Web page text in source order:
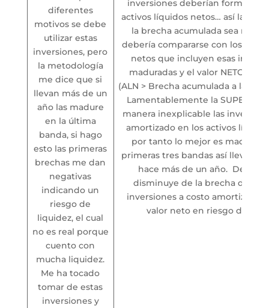
diferentes
motivos se debe
utilizar estas
inversiones, pero
la metodología
me dice que si
llevan más de un
año las madure
en la última
banda, si hago
esto las primeras
brechas me dan
negativas
indicando un
riesgo de
liquidez, el cual
no es real porque
cuento con
mucha liquidez.
Me ha tocado
tomar de estas
inversiones y
inversiones deberían formar
activos líquidos netos… así las
la brecha acumulada sea
debería compararse con los
netos que incluyen esas
maduradas y el valor NETO
(ALN > Brecha acumulada a la
Lamentablemente la SUPER no
manera inexplicable las
amortizado en los activos
por tanto lo mejor es
primeras tres bandas así lleve
hace más de un año. De
disminuye de la brecha de
inversiones a costo amortizado
valor neto en riesgo de